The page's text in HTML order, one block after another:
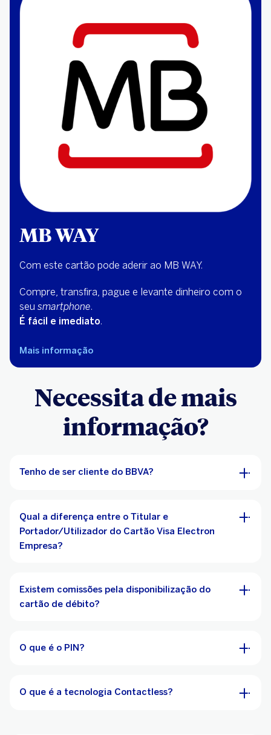
MB WAY
Com este cartão pode aderir ao MB WAY.
Compre, transfira, pague e levante dinheiro com o
seu smartphone.
É fácil e imediato.
Mais informação
Necessita de mais
informação?
Tenho de ser cliente do BBVA?
Qual a diferença entre o Titular e
Portador/Utilizador do Cartão Visa Electron
Empresa?
Existem comissões pela disponibilização do
cartão de débito?
O que é o PIN?
O que é a tecnologia Contactless?